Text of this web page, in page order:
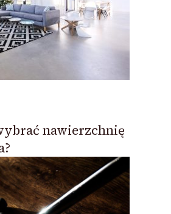
nawierzchnię